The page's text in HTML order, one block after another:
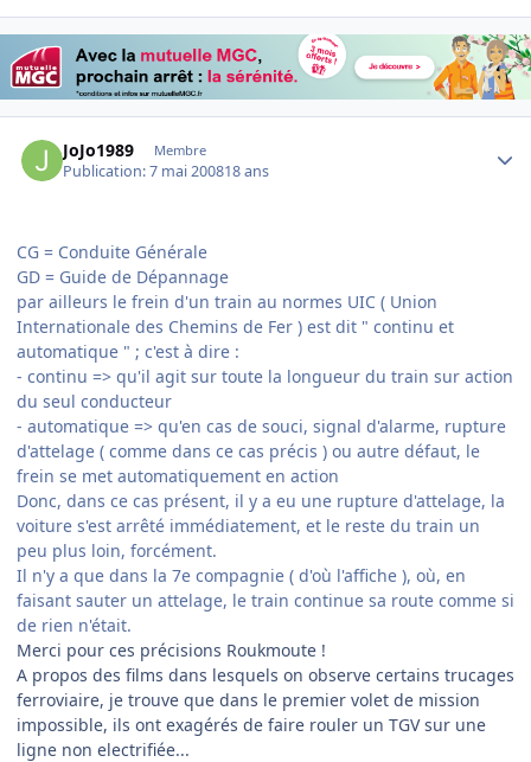
JoJo1989 Membre
Publication:7 mai 200818 ans
CG = Conduite Générale
GD = Guide de Dépannage
par ailleurs le frein d'un train au normes UIC ( Union
Internationale des Chemins de Fer ) est dit " continu et
automatique " ; c'est à dire :
- continu => qu'il agit sur toute la longueur du train sur action
du seul conducteur
- automatique => qu'en cas de souci, signal d'alarme, rupture
d'attelage ( comme dans ce cas précis ) ou autre défaut, le
frein se met automatiquement en action
Donc, dans ce cas présent, il y a eu une rupture d'attelage, la
voiture s'est arrêté immédiatement, et le reste du train un
peu plus loin, forcément.
Il n'y a que dans la 7e compagnie ( d'où l'affiche ), où, en
faisant sauter un attelage, le train continue sa route comme si
de rien n'était.
Merci pour ces précisions Roukmoute !
A propos des films dans lesquels on observe certains trucages
ferroviaire, je trouve que dans le premier volet de mission
impossible, ils ont exagérés de faire rouler un TGV sur une
ligne non electrifiée...